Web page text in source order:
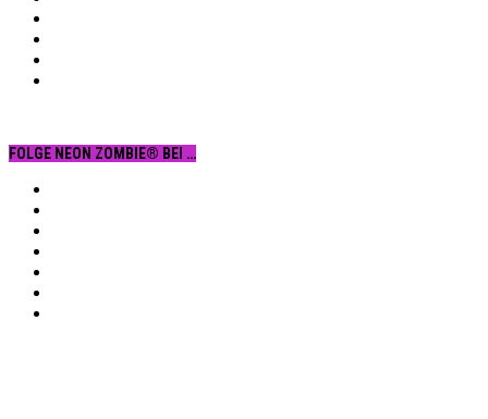
FOLGE NEON ZOMBIE® BEI …